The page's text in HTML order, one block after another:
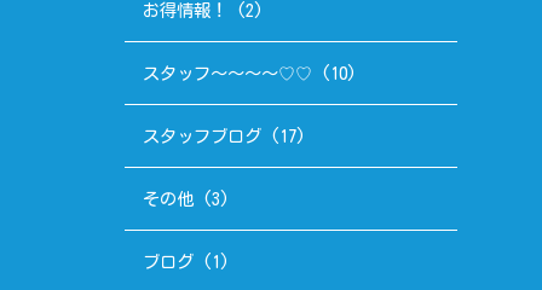
お得情報！ (2)
スタッフ～～～～♡♡ (10)
スタッフブログ(17)
その他(3)
ブログ(1)